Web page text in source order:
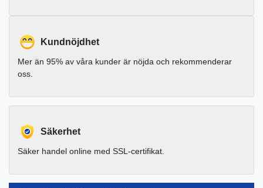
Kundnöjdhet
Mer än 95% av våra kunder är nöjda och rekommenderar
oss.
Säkerhet
Säker handel online med SSL-certifikat.